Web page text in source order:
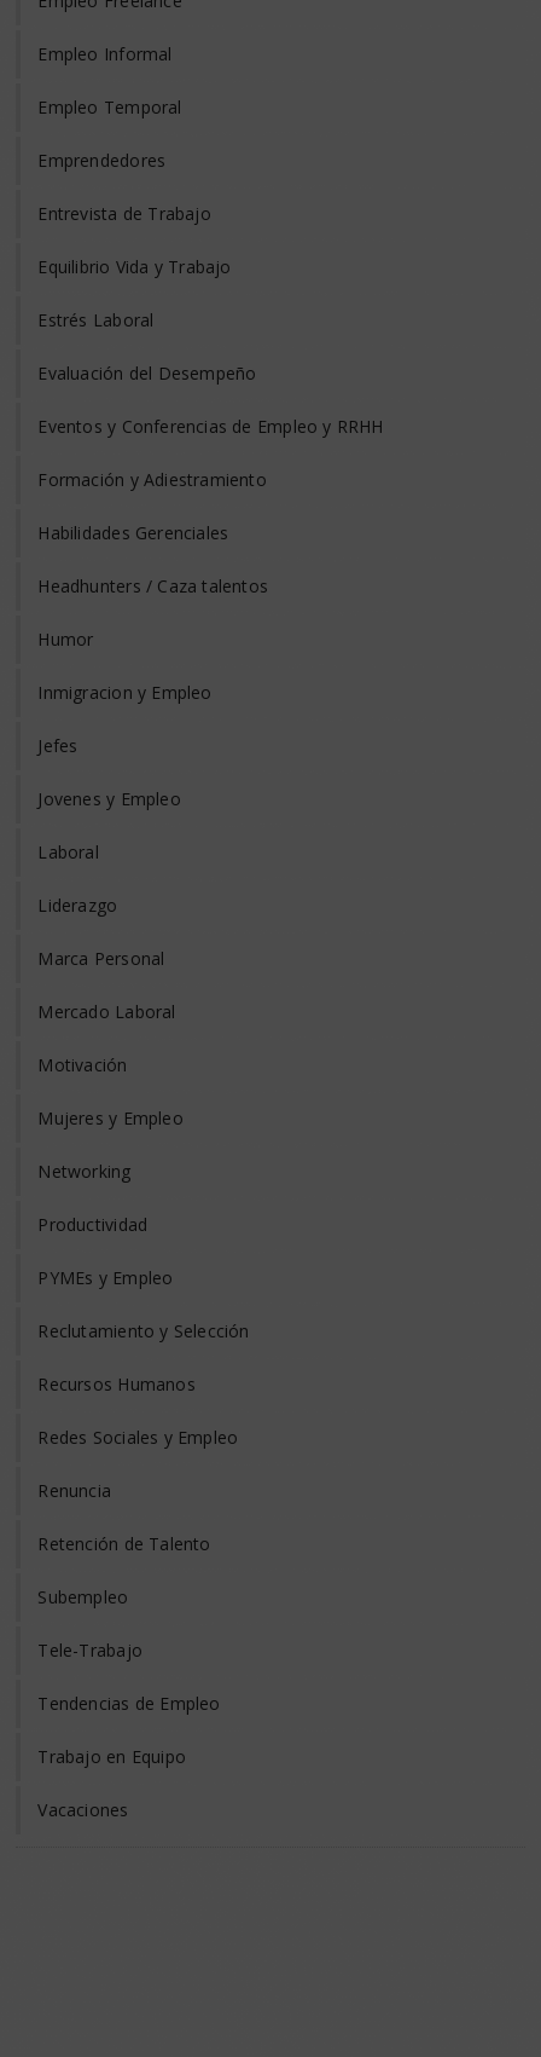
Empleo Informal
Empleo Temporal
Emprendedores
Entrevista de Trabajo
Equilibrio Vida y Trabajo
Estrés Laboral
Evaluación del Desempeño
Eventos y Conferencias de Empleo y RRHH
Formación y Adiestramiento
Habilidades Gerenciales
Headhunters / Caza talentos
Humor
Inmigracion y Empleo
Jefes
Jovenes y Empleo
Laboral
Liderazgo
Marca Personal
Mercado Laboral
Motivación
Mujeres y Empleo
Networking
Productividad
PYMEs y Empleo
Reclutamiento y Selección
Recursos Humanos
Redes Sociales y Empleo
Renuncia
Retención de Talento
Subempleo
Tele-Trabajo
Tendencias de Empleo
Trabajo en Equipo
Vacaciones